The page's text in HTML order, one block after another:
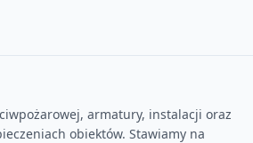
armatury, instalacji oraz
obiektów. Stawiamy na